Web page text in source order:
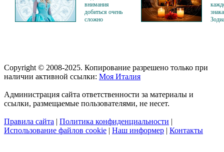
внимания
добиться очень
сложно
знака
Copyright © 2008-2025. Копирование разрешено только при
наличии активной ссылки: Моя Италия
Администрация сайта ответственности за материалы и
ссылки, размещаемые пользователями, не несет.
Правила сайта | Политика конфиденциальности |
Использование файлов cookie | Наш информер | Контакты